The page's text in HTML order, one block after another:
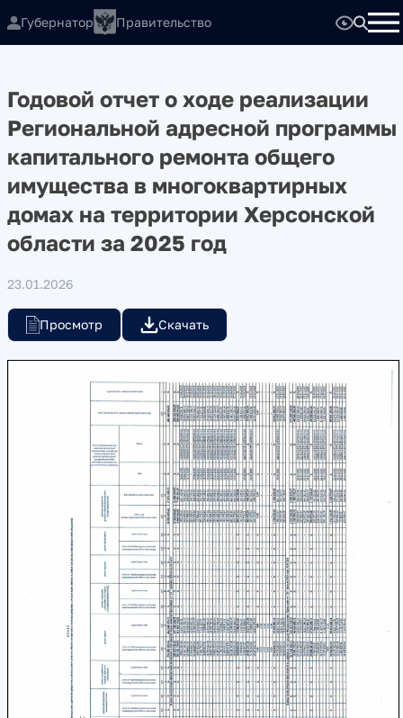
Губернатор Правительство
Годовой отчет о ходе реализации
Региональной адресной программы
капитального ремонта общего
имущества в многоквартирных
домах на территории Херсонской
области за 2025 год
23.01.2026
Просмотр Скачать